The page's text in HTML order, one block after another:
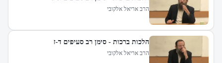
הרב אריאל אלקובי
הלכות ברכות - סימן רב סעיפים ד-ז
הרב אריאל אלקובי